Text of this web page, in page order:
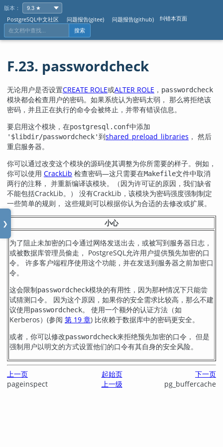
版本：
PostgreSQL中文社区
问题报告(gitee) 问题报告(github) 纠错本页面
搜索
❯
F.23. passwordcheck
无论用户是否设置CREATE ROLE或ALTER ROLE ， passwordcheck
模块都会检查用户的密码。如果系统认为密码太弱， 那么将拒绝该
密码，并且正在执行的命令会被终止，并带有错误信息。
要启用这个模块，在postgresql.conf中添加
'$libdir/passwordcheck'到shared_preload_libraries ， 然后
重启服务器。
你可以通过改变这个模块的源码使其调整为你所需要的样子。例如，
你可以使用 CrackLib 检查密码—这只需要在Makefile文件中取消
两行的注释， 并重新编译该模块。（因为许可证的原因，我们缺省
不能包括CrackLib。） 没有CrackLib ，该模块为密码强度强制制定
一些简单的规则， 这些规则可以根据你认为合适的去修改或扩展。
小心
为了阻止未加密的口令通过网络发送出去，或被写到服务器日志，
或被数据库管理员偷走， PostgreSQL 允许用户提供预先加密的口
令。 许多客户端程序使用这个功能，并在发送到服务器之前加密口
令。
这会限制passwordcheck模块的有用性，因为那种情况下只能尝
试猜测口令。 因为这个原因，如果你的安全需求比较高，那么不建
议使用passwordcheck。 使用一个额外的认证方法（如
Kerberos）(参阅 第 19 章) 比依赖于数据库中的密码更安全。
或者，你可以修改passwordcheck来拒绝预先加密的口令， 但是
强制用户以明文的方式设置他们的口令有其自身的安全风险。
上一页 起始页
下一页
pageinspect
上一级 pg_buffercache